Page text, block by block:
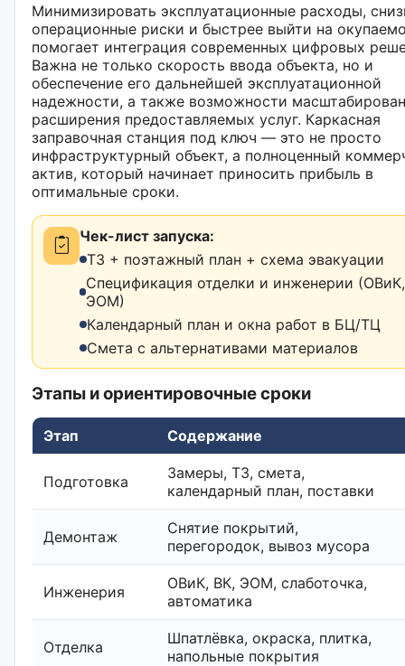
Минимизировать эксплуатационные расходы,
операционные риски и быстрее выйти на
помогает интеграция современных цифровых
Важна не только скорость ввода объекта, но и
обеспечение его дальнейшей эксплуатационной
надежности, а также возможности
расширения предоставляемых услуг. Каркасная
заправочная станция под ключ — это не просто
инфраструктурный объект, а полноценный
актив, который начинает приносить прибыль в
оптимальные сроки.
Чек-лист запуска:
ТЗ + поэтажный план + схема эвакуации
Спецификация отделки и инженерии
ЭОМ)
Календарный план и окна работ в БЦ/ТЦ
Смета с альтернативами материалов
Этапы и ориентировочные сроки
Этап Содержание
Подготовка
Замеры, ТЗ, смета,
календарный план, поставки
Демонтаж
Снятие покрытий,
перегородок, вывоз мусора
Инженерия
ОВиК, ВК, ЭОМ, слаботочка,
автоматика
Отделка
Шпатлёвка, окраска, плитка,
напольные покрытия